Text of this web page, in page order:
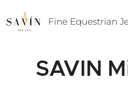
Fine Equestrian
SAVIN
SAVÍN
Milano